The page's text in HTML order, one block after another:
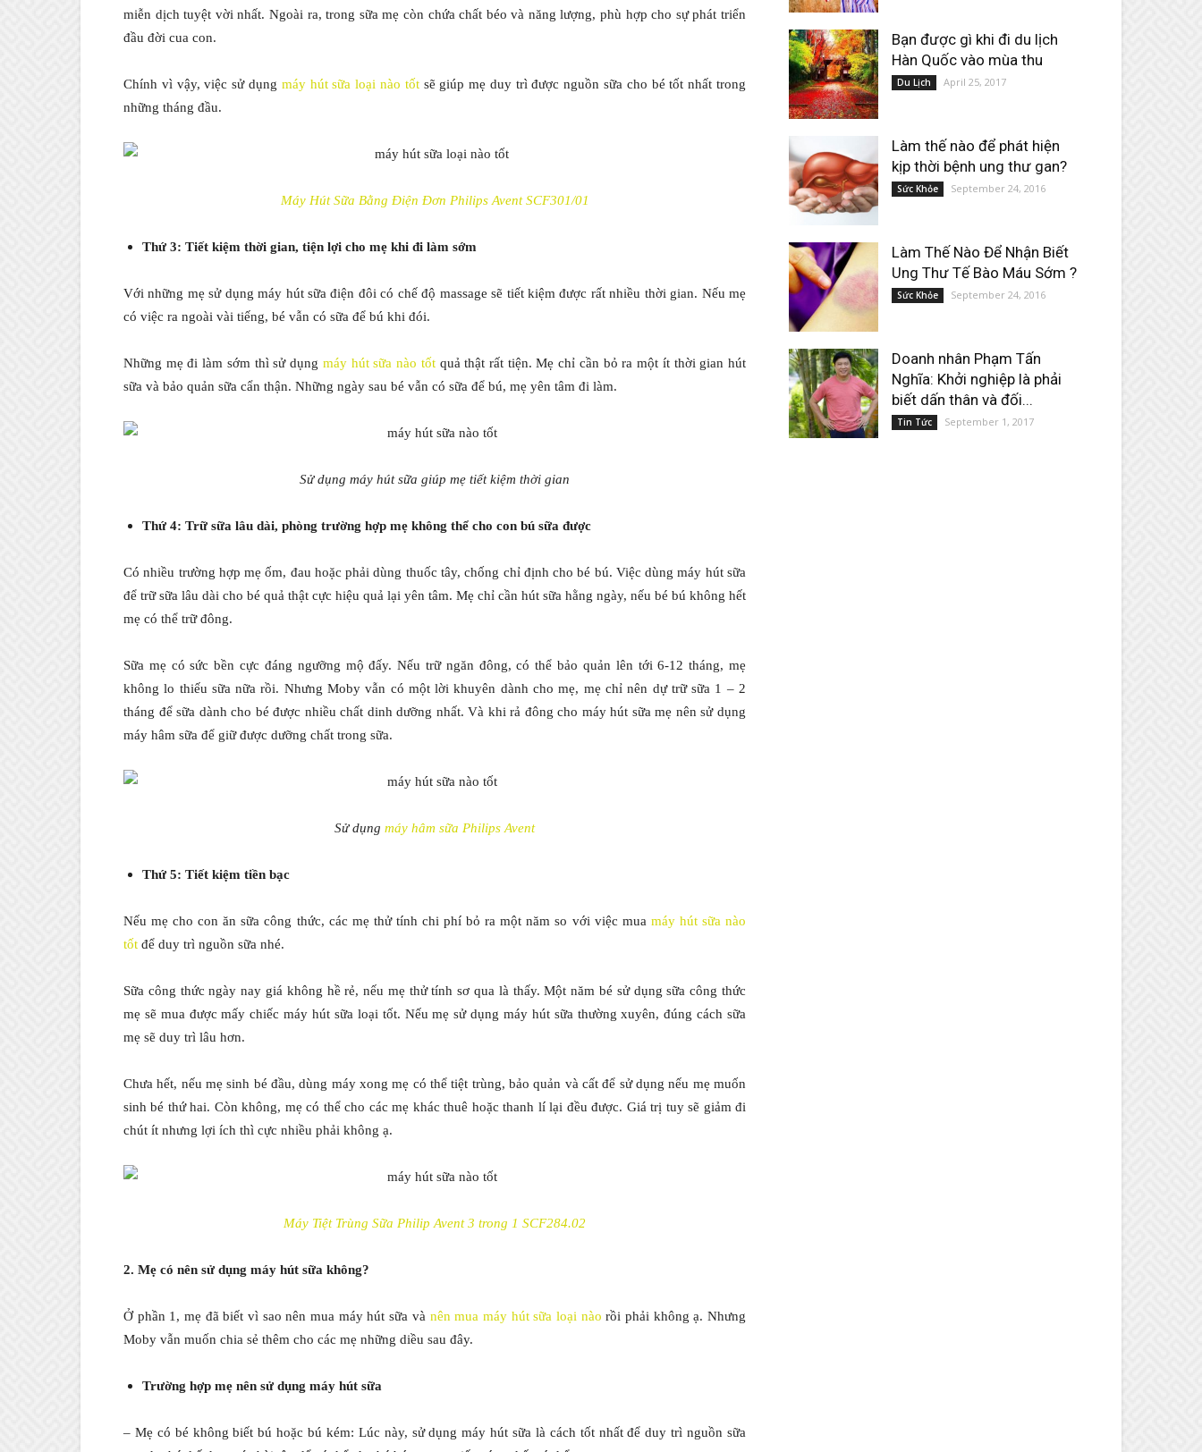
miễn dịch tuyệt vời nhất. Ngoài ra, trong sữa mẹ còn chứa chất béo và năng lượng, phù hợp cho sự phát triển
đầu đời cua con.
Chính vì vậy, việc sử dụng máy hút sữa loại nào tốtsẽ giúp mẹ duy trì được nguồn sữa cho bé tốt nhất trong
những tháng đầu.
Máy Hút Sữa Bằng Điện Đơn Philips Avent SCF301/01
Thứ 3: Tiết kiệm thời gian, tiện lợi cho mẹ khi đi làm sớm
Với những mẹ sử dụng máy hút sữa điện đôi có chế độ massage sẽ tiết kiệm được rất nhiều thời gian. Nếu mẹ
có việc ra ngoài vài tiếng, bé vẫn có sữa để bú khi đói.
Những mẹ đi làm sớm thì sử dụng máy hút sữa nào tốtquả thật rất tiện. Mẹ chỉ cần bỏ ra một ít thời gian hút
sữa và bảo quản sữa cẩn thận. Những ngày sau bé vẫn có sữa để bú, mẹ yên tâm đi làm.
Sử dụng máy hút sữa giúp mẹ tiết kiệm thời gian
Thứ 4: Trữ sữa lâu dài, phòng trường hợp mẹ không thể cho con bú sữa được
Có nhiều trường hợp mẹ ốm, đau hoặc phải dùng thuốc tây, chống chỉ định cho bé bú. Việc dùng máy hút sữa
để trữ sữa lâu dài cho bé quả thật cực hiệu quả lại yên tâm. Mẹ chỉ cần hút sữa hằng ngày, nếu bé bú không hết
mẹ có thể trữ đông.
Sữa mẹ có sức bền cực đáng ngưỡng mộ đấy. Nếu trữ ngăn đông, có thể bảo quản lên tới 6-12 tháng, mẹ
không lo thiếu sữa nữa rồi. Nhưng Moby vẫn có một lời khuyên dành cho mẹ, mẹ chỉ nên dự trữ sữa 1 – 2
tháng để sữa dành cho bé được nhiều chất dinh dưỡng nhất. Và khi rả đông cho máy hút sữa mẹ nên sử dụng
máy hâm sữa để giữ được dưỡng chất trong sữa.
Sử dụng máy hâm sữa Philips Avent
Thứ 5: Tiết kiệm tiền bạc
Nếu mẹ cho con ăn sữa công thức, các mẹ thử tính chi phí bỏ ra một năm so với việc mua máy hút sữa nào
tốt để duy trì nguồn sữa nhé.
Sữa công thức ngày nay giá không hề rẻ, nếu mẹ thử tính sơ qua là thấy. Một năm bé sử dụng sữa công thức
mẹ sẽ mua được mấy chiếc máy hút sữa loại tốt. Nếu mẹ sử dụng máy hút sữa thường xuyên, đúng cách sữa
mẹ sẽ duy trì lâu hơn.
Chưa hết, nếu mẹ sinh bé đầu, dùng máy xong mẹ có thể tiệt trùng, bảo quản và cất để sử dụng nếu mẹ muốn
sinh bé thứ hai. Còn không, mẹ có thể cho các mẹ khác thuê hoặc thanh lí lại đều được. Giá trị tuy sẽ giảm đi
chút ít nhưng lợi ích thì cực nhiều phải không ạ.
Máy Tiệt Trùng Sữa Philip Avent 3 trong 1 SCF284.02
2. Mẹ có nên sử dụng máy hút sữa không?
Ở phần 1, mẹ đã biết vì sao nên mua máy hút sữa và nên mua máy hút sữa loại nào rồi phải không ạ. Nhưng
Moby vẫn muốn chia sẻ thêm cho các mẹ những diều sau đây.
Trường hợp mẹ nên sử dụng máy hút sữa
– Mẹ có bé không biết bú hoặc bú kém: Lúc này, sử dụng máy hút sữa là cách tốt nhất để duy trì nguồn sữa
Bạn được gì khi đi du lịch
Hàn Quốc vào mùa thu
Du Lịch April 25, 2017
Làm thế nào để phát hiện
kịp thời bệnh ung thư gan?
Sức Khỏe September 24, 2016
Làm Thế Nào Để Nhận Biết
Ung Thư Tế Bào Máu Sớm ?
Sức Khỏe September 24, 2016
Doanh nhân Phạm Tấn
Nghĩa: Khởi nghiệp là phải
biết dấn thân và đối...
Tin Tức September 1, 2017